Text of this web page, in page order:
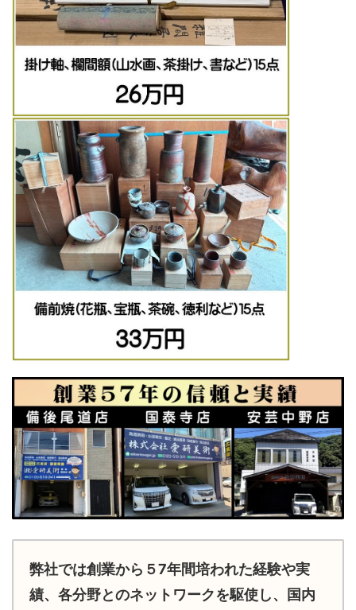
弊社では創業から５7年間培われた経験や実
績、各分野とのネットワークを駆使し、国内